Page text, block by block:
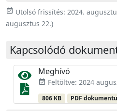
event_available Utolsó frissítés: 2024.
augusztus 22.)
Kapcsolódó
Meghívó
event_available Feltöltve: 2024
806 KB PDF